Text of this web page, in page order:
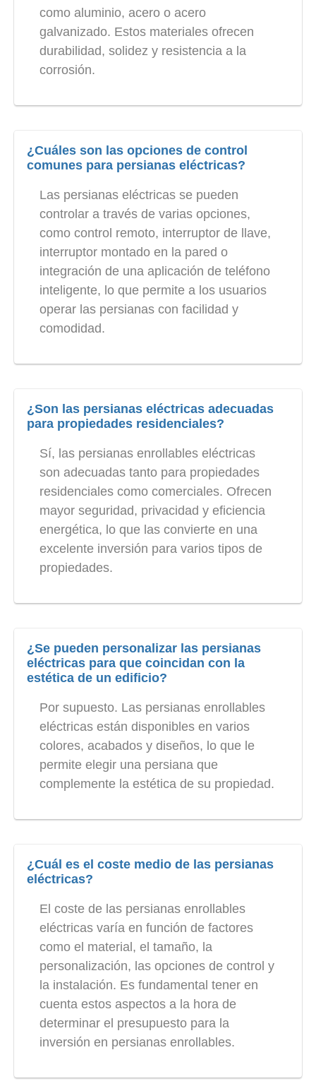
como aluminio, acero o acero
galvanizado. Estos materiales ofrecen
durabilidad, solidez y resistencia a la
corrosión.
¿Cuáles son las opciones de control
comunes para persianas eléctricas?
Las persianas eléctricas se pueden
controlar a través de varias opciones,
como control remoto, interruptor de llave,
interruptor montado en la pared o
integración de una aplicación de teléfono
inteligente, lo que permite a los usuarios
operar las persianas con facilidad y
comodidad.
¿Son las persianas eléctricas adecuadas
para propiedades residenciales?
Sí, las persianas enrollables eléctricas
son adecuadas tanto para propiedades
residenciales como comerciales. Ofrecen
mayor seguridad, privacidad y eficiencia
energética, lo que las convierte en una
excelente inversión para varios tipos de
propiedades.
¿Se pueden personalizar las persianas
eléctricas para que coincidan con la
estética de un edificio?
Por supuesto. Las persianas enrollables
eléctricas están disponibles en varios
colores, acabados y diseños, lo que le
permite elegir una persiana que
complemente la estética de su propiedad.
¿Cuál es el coste medio de las persianas
eléctricas?
El coste de las persianas enrollables
eléctricas varía en función de factores
como el material, el tamaño, la
personalización, las opciones de control y
la instalación. Es fundamental tener en
cuenta estos aspectos a la hora de
determinar el presupuesto para la
inversión en persianas enrollables.